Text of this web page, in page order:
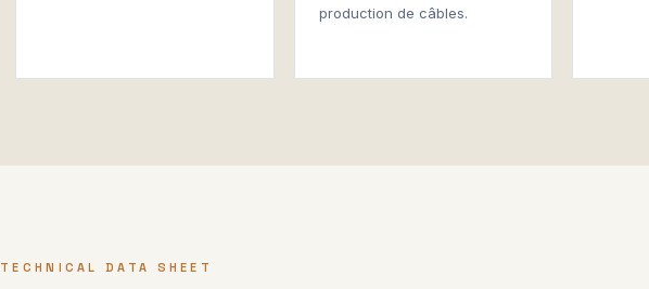
production de câbles.
TECHNICAL DATA SHEET